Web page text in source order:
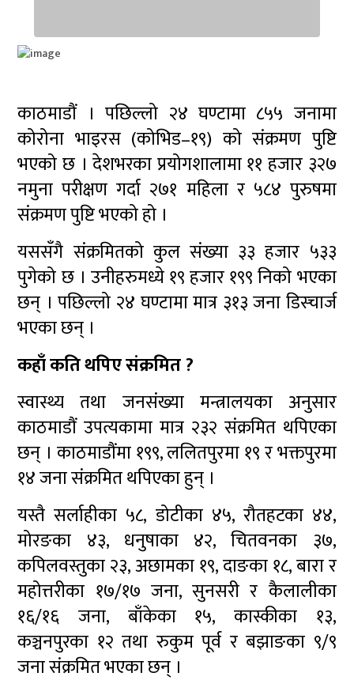
काठमाडौं । पछिल्लो २४ घण्टामा ८५५ जनामा
कोरोना भाइरस (कोभिड–१९) को संक्रमण पुष्टि
भएको छ । देशभरका प्रयोगशालामा ११ हजार ३२७
नमुना परीक्षण गर्दा २७१ महिला र ५८४ पुरुषमा
संक्रमण पुष्टि भएको हो ।
यससँगै संक्रमितको कुल संख्या ३३ हजार ५३३
पुगेको छ । उनीहरुमध्ये १९ हजार १९९ निको भएका
छन् । पछिल्लो २४ घण्टामा मात्र ३१३ जना डिस्चार्ज
भएका छन् ।
कहाँ कति थपिए संक्रमित ?
स्वास्थ्य तथा जनसंख्या मन्त्रालयका अनुसार
काठमाडौं उपत्यकामा मात्र २३२ संक्रमित थपिएका
छन् । काठमाडौंमा १९९, ललितपुरमा १९ र भक्तपुरमा
१४ जना संक्रमित थपिएका हुन् ।
यस्तै सर्लाहीका ५८, डोटीका ४५, रौतहटका ४४,
मोरङका ४३, धनुषाका ४२, चितवनका ३७,
कपिलवस्तुका २३, अछामका १९, दाङका १८, बारा र
महोत्तरीका १७/१७ जना, सुनसरी र कैलालीका
१६/१६ जना, बाँकेका १५, कास्कीका १३,
कञ्चनपुरका १२ तथा रुकुम पूर्व र बझाङका ९/९
जना संक्रमित भएका छन् ।